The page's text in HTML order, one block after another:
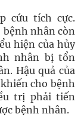
cứu tích cực.
nhân còn
hiện của hủy
nhân bị tổn
Hậu quả của
cho bệnh
trị phải tiến
bệnh nhân.